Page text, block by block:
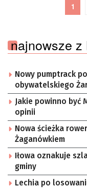
1
najnowsze
Nowy pumptrack
obywatelskiego
Jakie powinno być
opinii
Nowa ścieżka
Żaganówkiem
Iłowa oznakuje
gminy
Lechia po